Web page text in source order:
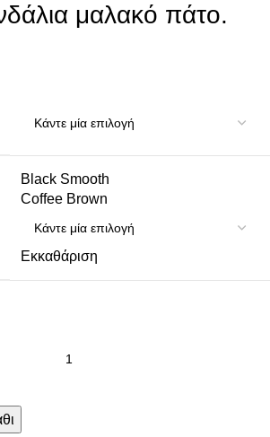
μαλακό πάτο.
Black Smooth
Coffee Brown
Εκκαθάριση